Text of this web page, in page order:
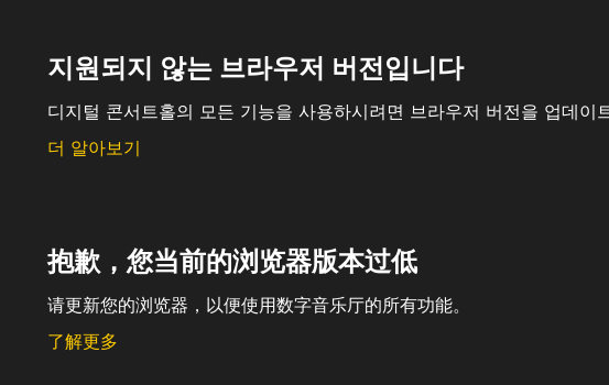
지원되지 않는 브라우저 버전입니다
디지털 콘서트홀의 모든 기능을 사용하시려면 브라우저 버전을 업데이
더 알아보기
抱歉，您当前的浏览器版本过低
请更新您的浏览器，以便使用数字音乐厅的所有功能。
了解更多